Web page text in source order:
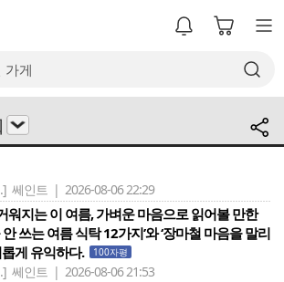
쎄인트 | 2026-08-06 22:29
워지는 이 여름, 가벼운 마음으로 읽어볼 만한
쓰는 여름 식탁 12가지’와 ‘장마철 마음을 말리
롭게 유익하다.
100자평
쎄인트 | 2026-08-06 21:53